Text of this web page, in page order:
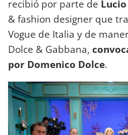
recibió por parte de
& fashion designer que
Vogue de Italia y de
Dolce & Gabbana,
por Domenico Dolce.